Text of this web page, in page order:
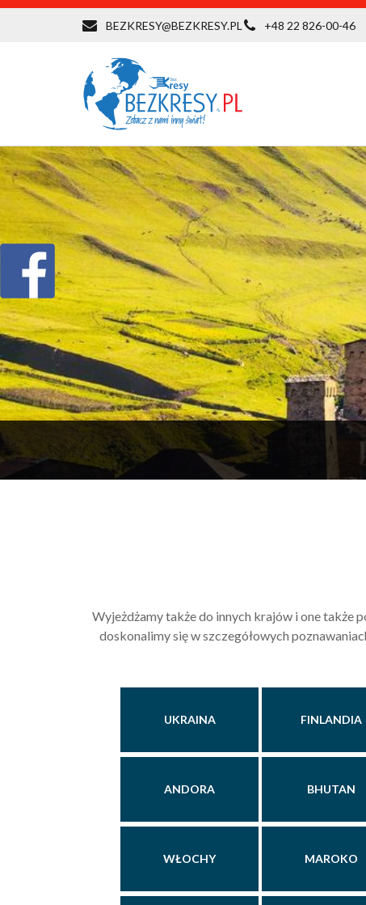
BEZKRESY@BEZKRESY.PL +48 22 826-00-46
Wyjeżdżamy także do innych krajów i one także
doskonalimy się w szczegółowych
UKRAINA FINLANDIA
ANDORA BHUTAN
WŁOCHY MAROKO